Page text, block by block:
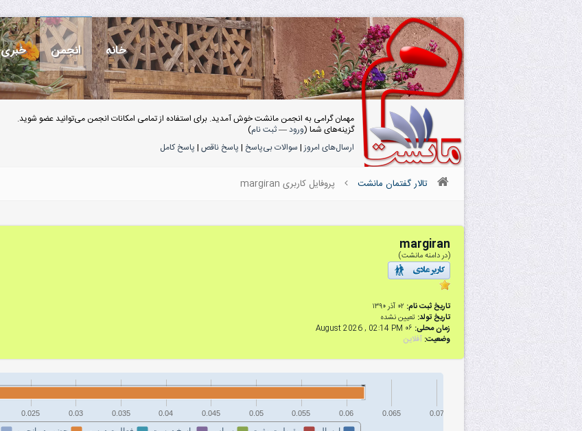
خانه انجمن خبری
مهمان گرامی به انجمن مانشت خوش آمدید. برای استفاده از تمامی امکانات انجمن می‌توانید عضو شوید.
گزینه‌های شما (ورود—ثبت نام)
ارسال‌های امروز| سوالات بی‌پاسخ | پاسخ ناقص | پاسخ کامل
تالار گفتمان مانشت پروفایل کاربری margiran
margiran
(در دامنه مانشت)
تاریخ ثبت نام: ۰۲ آذر ۱۳۹۰
تاریخ تولد: تعیین نشده
زمان محلی: ۰۶ August 2026 , 02:14 PM
وضعیت: آفلاین
0.025 0.03 0.035 0.04 0.045 0.05 0.055 0.06 0.065 0.07